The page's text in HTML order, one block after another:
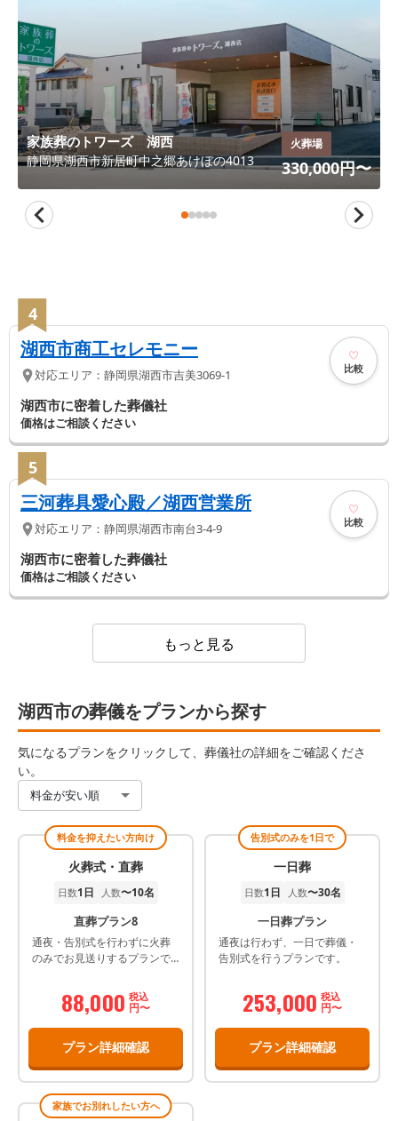
家族葬のトワーズ 湖西
静岡県湖西市新居町中之郷あけぼの4013
火葬場
330,000円〜
4
湖西市商工セレモニー
対応エリア： 静岡県湖西市吉美3069-1 比較
湖西市に密着した葬儀社
価格はご相談ください
5
三河葬具愛心殿／湖西営業所
対応エリア： 静岡県湖西市南台3-4-9 比較
湖西市に密着した葬儀社
価格はご相談ください
もっと見る
湖西市の葬儀をプランから探す
気になるプランをクリックして、葬儀社の詳細をご確認くださ
い。
料金が安い順
料金を抑えたい方向け
火葬式・直葬
日数1日 人数〜10名
直葬プラン8
通夜・告別式を行わずに火葬
のみでお見送りするプランで
88,000 税込
円〜
プラン詳細確認
告別式のみを1日で
一日葬
日数1日 人数〜30名
一日葬プラン
通夜は行わず、一日で葬儀・
告別式を行うプランです。
253,000 税込
円〜
プラン詳細確認
家族でお別れしたい方へ